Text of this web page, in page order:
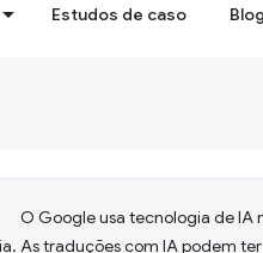
Estudos de caso Blog
O Google usa tecnologia de IA
As traduções com IA podem ter